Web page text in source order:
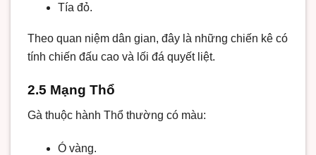
Tía đỏ.
Theo quan niệm dân gian, đây là những chiến kê có
tính chiến đấu cao và lối đá quyết liệt.
2.5 Mạng Thổ
Gà thuộc hành Thổ thường có màu:
Ó vàng.